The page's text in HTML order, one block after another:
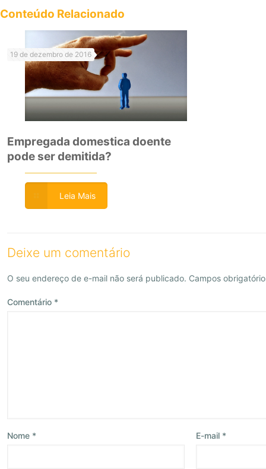
Conteúdo Relacionado
19 de dezembro de 2016
Empregada domestica doente
pode ser demitida?
Leia Mais
Deixe um comentário
O seu endereço de e-mail não será publicado. Campos
Comentário *
Nome * E-mail *